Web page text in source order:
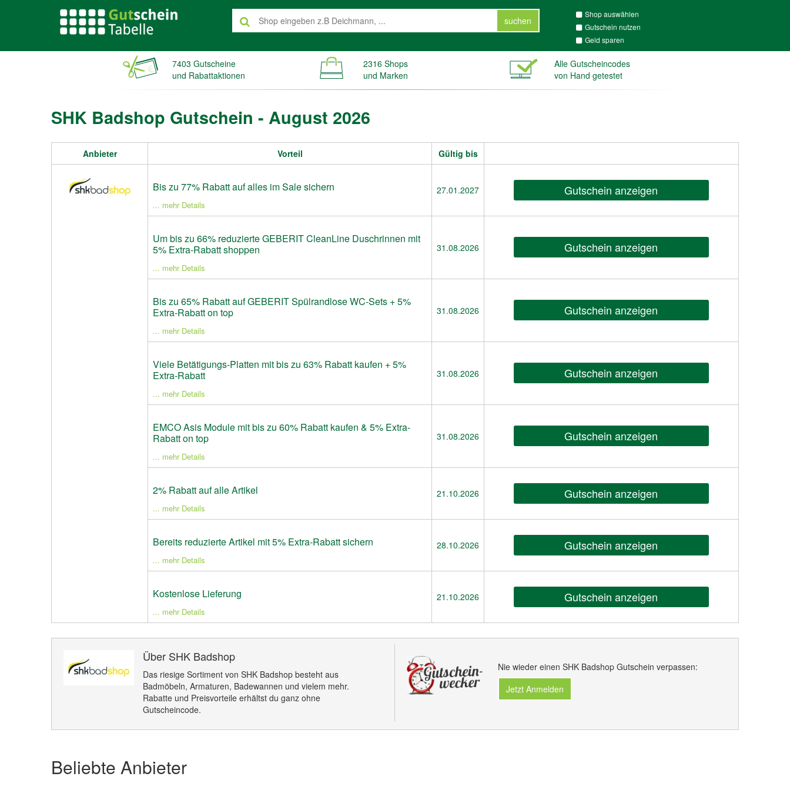
suchen
Shop auswählen
Gutschein nutzen
Geld sparen
7403 Gutscheine
und Rabattaktionen
2316 Shops
und Marken
Alle Gutscheincodes
von Hand getestet
SHK Badshop Gutschein - August 2026
Anbieter Vorteil Gültig bis
Bis zu 77% Rabatt auf alles im Sale sichern
... mehr Details
27.01.2027 Gutschein anzeigen
Um bis zu 66% reduzierte GEBERIT CleanLine Duschrinnen mit
5% Extra-Rabatt shoppen
... mehr Details
31.08.2026 Gutschein anzeigen
Bis zu 65% Rabatt auf GEBERIT Spülrandlose WC-Sets + 5%
Extra-Rabatt on top
... mehr Details
31.08.2026 Gutschein anzeigen
Viele Betätigungs-Platten mit bis zu 63% Rabatt kaufen + 5%
Extra-Rabatt
... mehr Details
31.08.2026 Gutschein anzeigen
EMCO Asis Module mit bis zu 60% Rabatt kaufen & 5% Extra-
Rabatt on top
... mehr Details
31.08.2026 Gutschein anzeigen
2% Rabatt auf alle Artikel
... mehr Details
21.10.2026 Gutschein anzeigen
Bereits reduzierte Artikel mit 5% Extra-Rabatt sichern
... mehr Details
28.10.2026 Gutschein anzeigen
Kostenlose Lieferung
... mehr Details
21.10.2026 Gutschein anzeigen
Über SHK Badshop
Das riesige Sortiment von SHK Badshop besteht aus
Badmöbeln, Armaturen, Badewannen und vielem mehr.
Rabatte und Preisvorteile erhältst du ganz ohne
Gutscheincode.
Nie wieder einen SHK Badshop Gutschein verpassen:
Jetzt Anmelden
Beliebte Anbieter